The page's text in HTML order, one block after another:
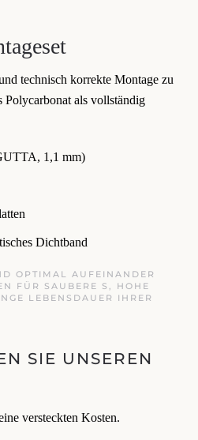
technisch korrekte Montage zu
Polycarbonat als vollständig
1,1 mm)
Dichtband
OPTIMAL AUFEINANDER
FÜR SAUBERE S, HOHE
LEBENSDAUER IHRER
SIE UNSEREN
versteckten Kosten.